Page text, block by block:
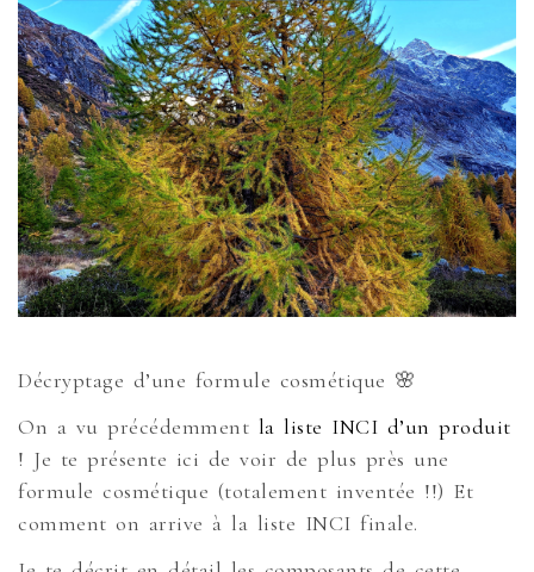
Décryptage d’une formule cosmétique 🌸
On a vu précédemment la liste INCI d’un produit
! Je te présente ici de voir de plus près une
formule cosmétique (totalement inventée !!) Et
comment on arrive à la liste INCI finale.